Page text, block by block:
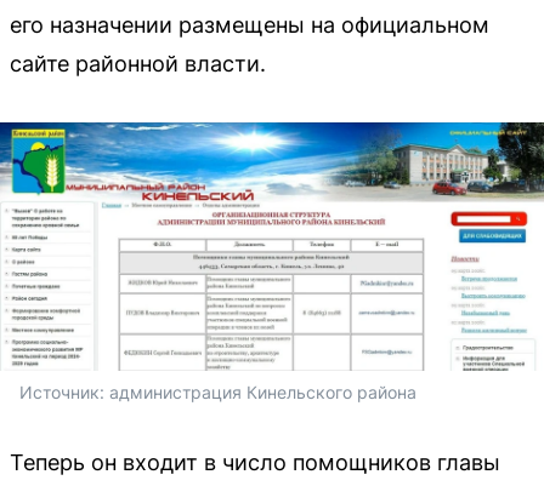
его назначении размещены на официальном
сайте районной власти.
Источник: администрация Кинельского района
Теперь он входит в число помощников главы